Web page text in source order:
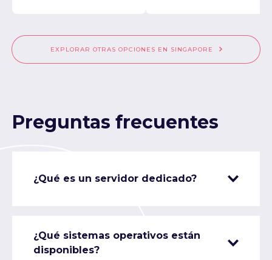
EXPLORAR OTRAS OPCIONES EN SINGAPORE
Preguntas frecuentes
¿Qué es un servidor dedicado?
¿Qué sistemas operativos están
disponibles?